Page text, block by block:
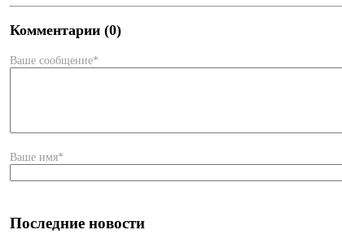
Комментарии (0)
Ваше сообщение*
Ваше имя*
Последние новости